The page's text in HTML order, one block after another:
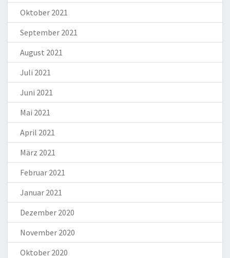
Oktober 2021
September 2021
August 2021
Juli 2021
Juni 2021
Mai 2021
April 2021
März 2021
Februar 2021
Januar 2021
Dezember 2020
November 2020
Oktober 2020